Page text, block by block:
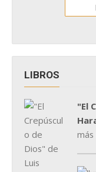
LIBROS
"El
más